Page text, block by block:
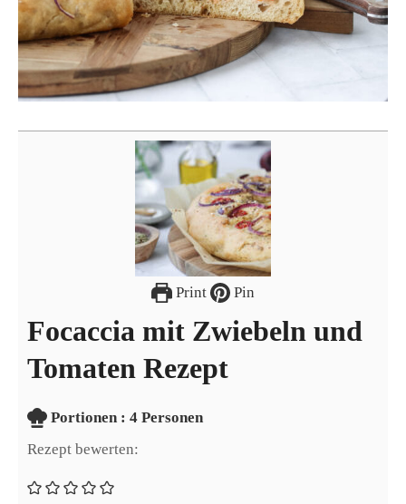
Print Pin
Focaccia mit Zwiebeln und
Tomaten Rezept
Portionen
Portionen :4 Personen
Rezept bewerten: